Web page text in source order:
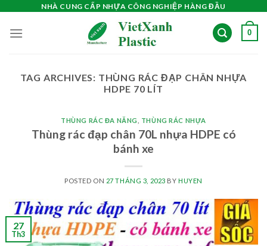
content
NHÀ CUNG CẤP NHỰA CÔNG NGHIỆP HÀNG ĐẦU
0
TAG ARCHIVES: THÙNG RÁC ĐẠP CHÂN NHỰA
HDPE 70 LÍT
THÙNG RÁC ĐA NĂNG THÙNG RÁC NHỰA
Thùng rác đạp chân 70L nhựa HDPE có
bánh xe
POSTED ON 27 THÁNG 3, 2023 BY HUYEN
27
Th3